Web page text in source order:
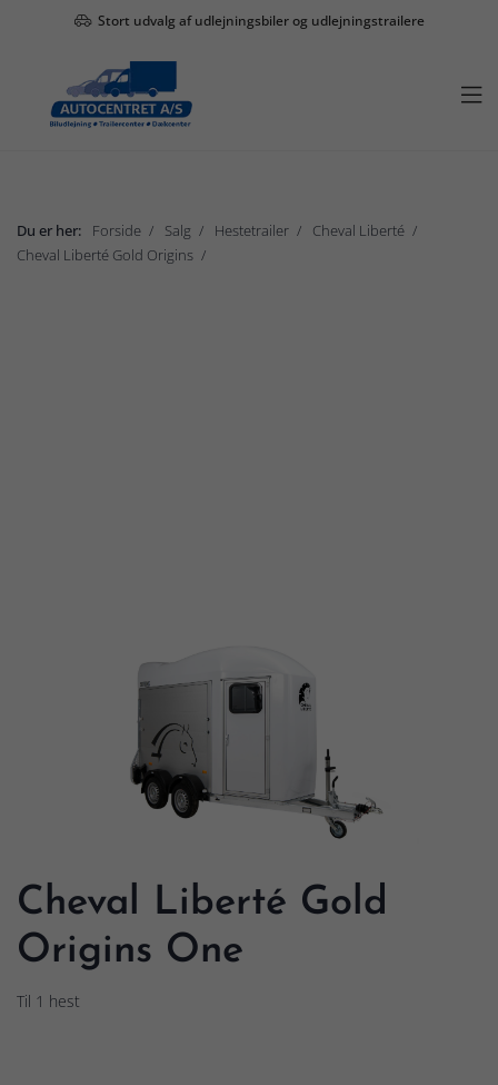
Stort udvalg af udlejningsbiler og udlejningstrailere

Du er her: Forside Salg Hestetrailer
Cheval Liberté
Cheval Liberté Gold Origins
Cheval Liberté Gold
Origins One
Til 1 hest